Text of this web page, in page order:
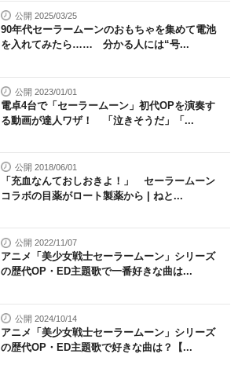
公開 2025/03/25
90年代セーラームーンのおもちゃを集めて電池
を入れてみたら…… 分かる人には“号...
公開 2023/01/01
電卓4台で「セーラームーン」初代OPを演奏す
る動画が達人ワザ！ 「泣きそうだ」「...
公開 2018/06/01
「充血なんておしおきよ！」 セーラームーン
コラボの目薬がロート製薬から | ねと...
公開 2022/11/07
アニメ「美少女戦士セーラームーン」シリーズ
の歴代OP・ED主題歌で一番好きな曲は...
公開 2024/10/14
アニメ「美少女戦士セーラームーン」シリーズ
の歴代OP・ED主題歌で好きな曲は？【...